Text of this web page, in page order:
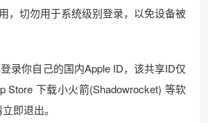
，切勿用于系统级别登录，以免设备被
录你自己的国内Apple ID，该共享ID仅
Store 下载小火箭(Shadowrocket) 等软
即退出。